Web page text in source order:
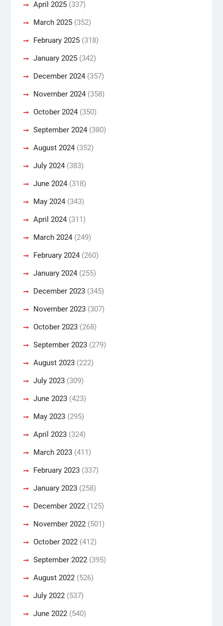
April 2025(337)
March 2025(352)
February 2025(318)
January 2025(342)
December 2024(357)
November 2024(358)
October 2024(350)
September 2024(380)
August 2024(352)
July 2024(383)
June 2024(318)
May 2024(343)
April 2024(311)
March 2024(249)
February 2024(260)
January 2024(255)
December 2023(345)
November 2023(307)
October 2023(268)
September 2023(279)
August 2023(222)
July 2023(309)
June 2023(423)
May 2023(295)
April 2023(324)
March 2023(411)
February 2023(337)
January 2023(258)
December 2022(125)
November 2022(501)
October 2022(412)
September 2022(395)
August 2022(526)
July 2022(537)
June 2022(540)